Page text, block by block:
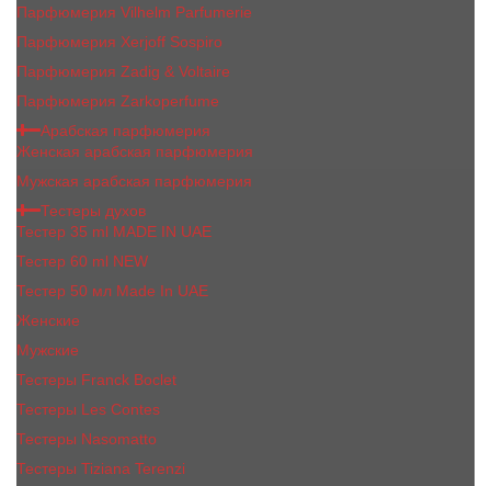
Парфюмерия Vilhelm Parfumerie
Парфюмерия Xerjoff Sospiro
Парфюмерия Zadig & Voltaire
Парфюмерия Zarkoperfume
Арабская парфюмерия
Женская арабская парфюмерия
Мужская арабская парфюмерия
Тестеры духов
Тестер 35 ml MADE IN UAE
Тестер 60 ml NEW
Тестер 50 мл Made In UAE
Женские
Мужские
Тестеры Franck Boclet
Тестеры Les Contes
Тестеры Nasomatto
Тестеры Tiziana Terenzi